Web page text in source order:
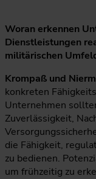
Woran erkennen
Dienstleistungen
militärischen
Krompaß und
konkreten
Unternehmen
Zuverlässigkeit,
die Fähigkeit,
zu bedienen.
um frühzeitig zu